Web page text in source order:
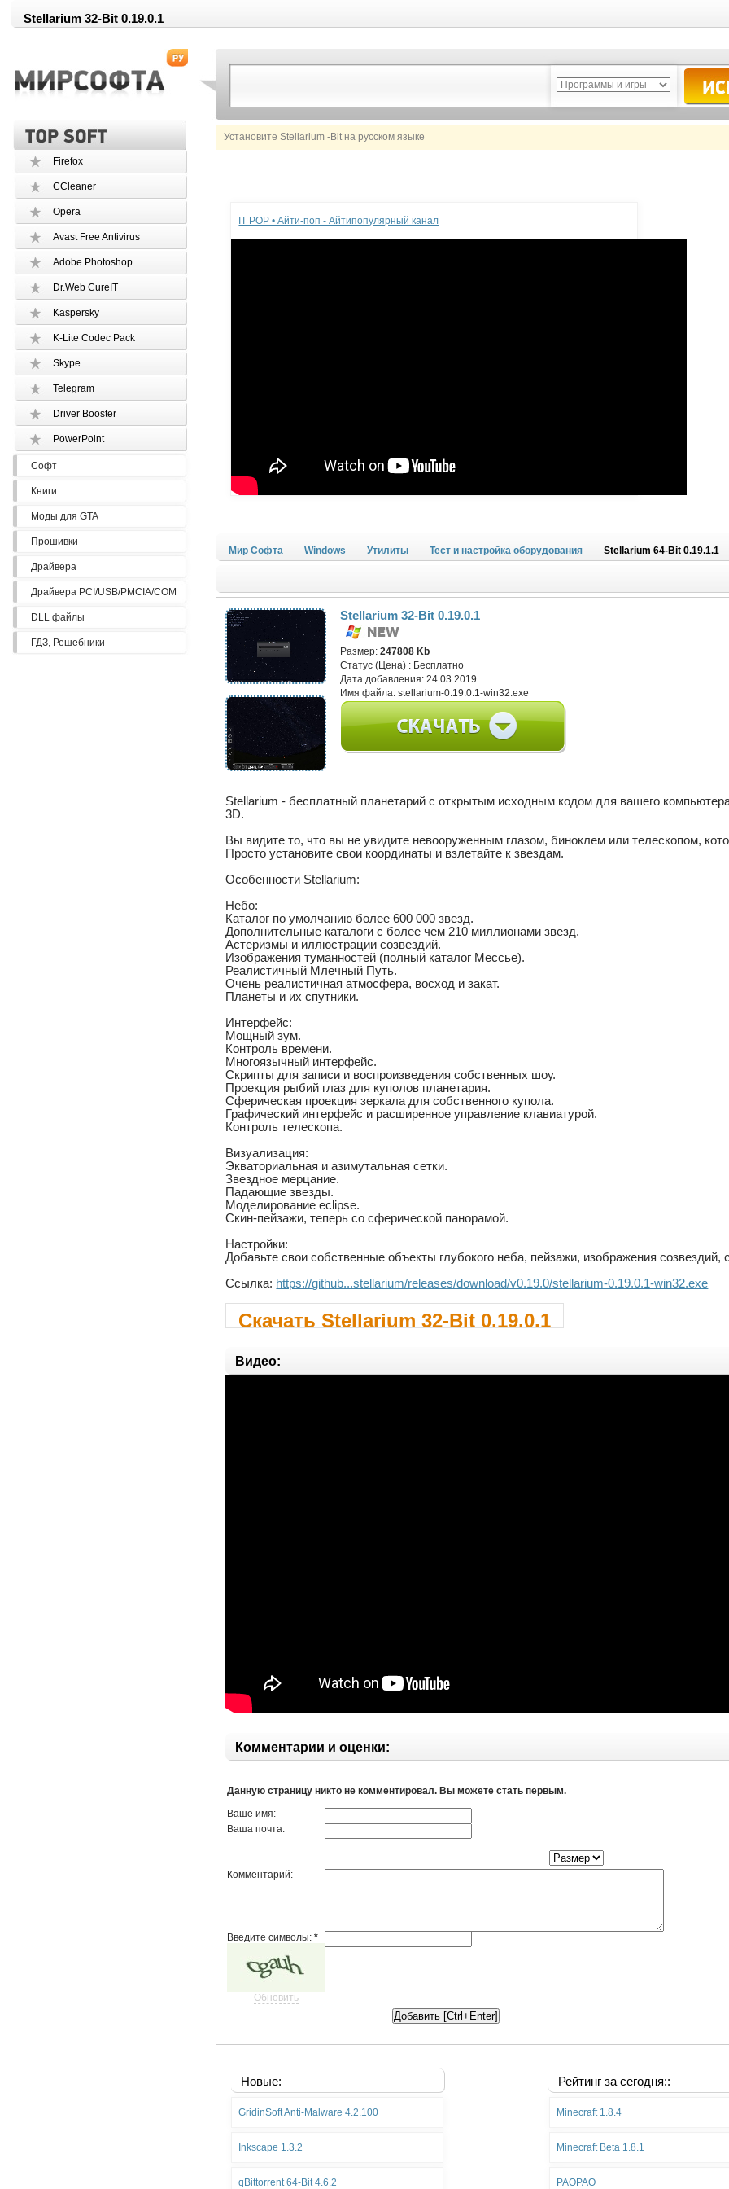
Stellarium 32-Bit 0.19.0.1
Установите Stellarium -Bit на русском языке
Firefox
CCleaner
Opera
Avast Free Antivirus
Adobe Photoshop
Dr.Web CureIT
Kaspersky
K-Lite Codec Pack
Skype
Telegram
Driver Booster
PowerPoint
Софт
Книги
Моды для GTA
Прошивки
Драйвера
Драйвера PCI/USB/PMCIA/COM
DLL файлы
ГДЗ, Решебники
IT POP • Айти-поп - Айтипопулярный канал
Мир Софта Windows Утилиты Тест и настройка оборудования Stellarium 64-Bit 0.19.1.1
Stellarium 32-Bit 0.19.0.1
Размер:247808 Kb
Статус (Цена) : Бесплатно
Дата добавления:24.03.2019
Имя файла:stellarium-0.19.0.1-win32.exe
Stellarium - бесплатный планетарий с открытым исходным кодом для вашего
3D.
Вы видите то, что вы не увидите невооруженным глазом, биноклем или телескопом,
Просто установите свои координаты и взлетайте к звездам.
Особенности Stellarium:
Небо:
Каталог по умолчанию более 600 000 звезд.
Дополнительные каталоги с более чем 210 миллионами звезд.
Астеризмы и иллюстрации созвездий.
Изображения туманностей (полный каталог Мессье).
Реалистичный Млечный Путь.
Очень реалистичная атмосфера, восход и закат.
Планеты и их спутники.
Интерфейс:
Мощный зум.
Контроль времени.
Многоязычный интерфейс.
Скрипты для записи и воспроизведения собственных шоу.
Проекция рыбий глаз для куполов планетария.
Сферическая проекция зеркала для собственного купола.
Графический интерфейс и расширенное управление клавиатурой.
Контроль телескопа.
Визуализация:
Экваториальная и азимутальная сетки.
Звездное мерцание.
Падающие звезды.
Моделирование eclipse.
Скин-пейзажи, теперь со сферической панорамой.
Настройки:
Добавьте свои собственные объекты глубокого неба, пейзажи, изображения созвездий,
Ссылка: https://github...stellarium/releases/download/v0.19.0/stellarium-0.19.0.1-win32.exe
Скачать Stellarium 32-Bit 0.19.0.1
Видео:
Комментарии и оценки:
Данную страницу никто не комментировал. Вы можете стать первым.
Ваше имя:
Ваша почта:
Комментарий:
Введите символы:*
Обновить
Новые:
GridinSoft Anti-Malware 4.2.100
Inkscape 1.3.2
qBittorrent 64-Bit 4.6.2
Рейтинг за сегодня::
Minecraft 1.8.4
Minecraft Beta 1.8.1
PAOPAO